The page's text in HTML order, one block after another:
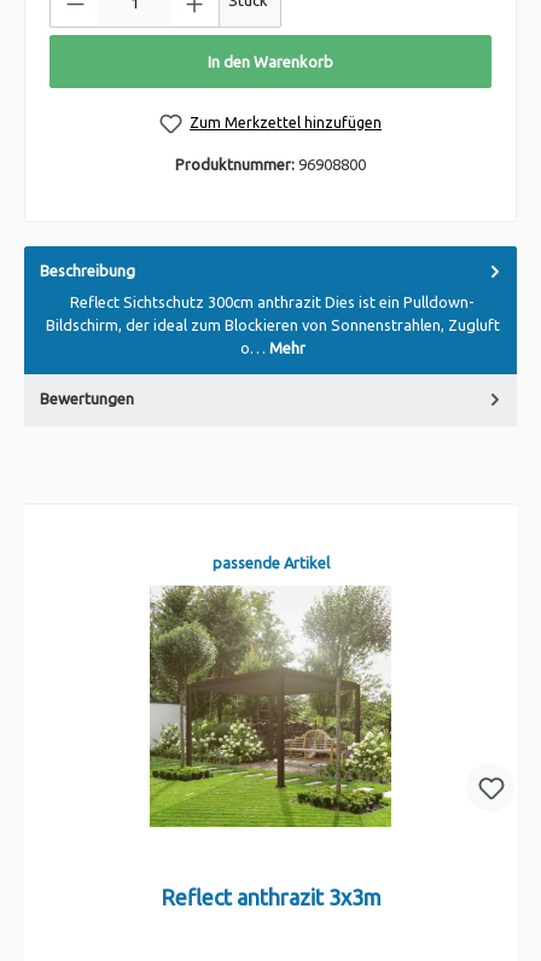
In den Warenkorb
Zum Merkzettel hinzufügen
Produktnummer: 96908800
Beschreibung
Reflect Sichtschutz 300cm anthrazit Dies ist ein Pulldown-
Bildschirm, der ideal zum Blockieren von Sonnenstrahlen, Zugluft
o… Mehr
Bewertungen
passende Artikel
Reflect anthrazit 3x3m